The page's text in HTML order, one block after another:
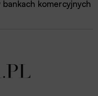
komercyjnych